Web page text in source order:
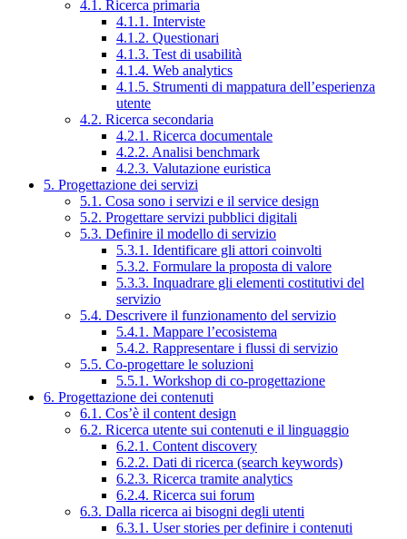
4.1. Ricerca primaria
4.1.1. Interviste
4.1.2. Questionari
4.1.3. Test di usabilità
4.1.4. Web analytics
4.1.5. Strumenti di mappatura dell’esperienza
utente
4.2. Ricerca secondaria
4.2.1. Ricerca documentale
4.2.2. Analisi benchmark
4.2.3. Valutazione euristica
5. Progettazione dei servizi
5.1. Cosa sono i servizi e il service design
5.2. Progettare servizi pubblici digitali
5.3. Definire il modello di servizio
5.3.1. Identificare gli attori coinvolti
5.3.2. Formulare la proposta di valore
5.3.3. Inquadrare gli elementi costitutivi del
servizio
5.4. Descrivere il funzionamento del servizio
5.4.1. Mappare l’ecosistema
5.4.2. Rappresentare i flussi di servizio
5.5. Co-progettare le soluzioni
5.5.1. Workshop di co-progettazione
6. Progettazione dei contenuti
6.1. Cos’è il content design
6.2. Ricerca utente sui contenuti e il linguaggio
6.2.1. Content discovery
6.2.2. Dati di ricerca (search keywords)
6.2.3. Ricerca tramite analytics
6.2.4. Ricerca sui forum
6.3. Dalla ricerca ai bisogni degli utenti
6.3.1. User stories per definire i contenuti